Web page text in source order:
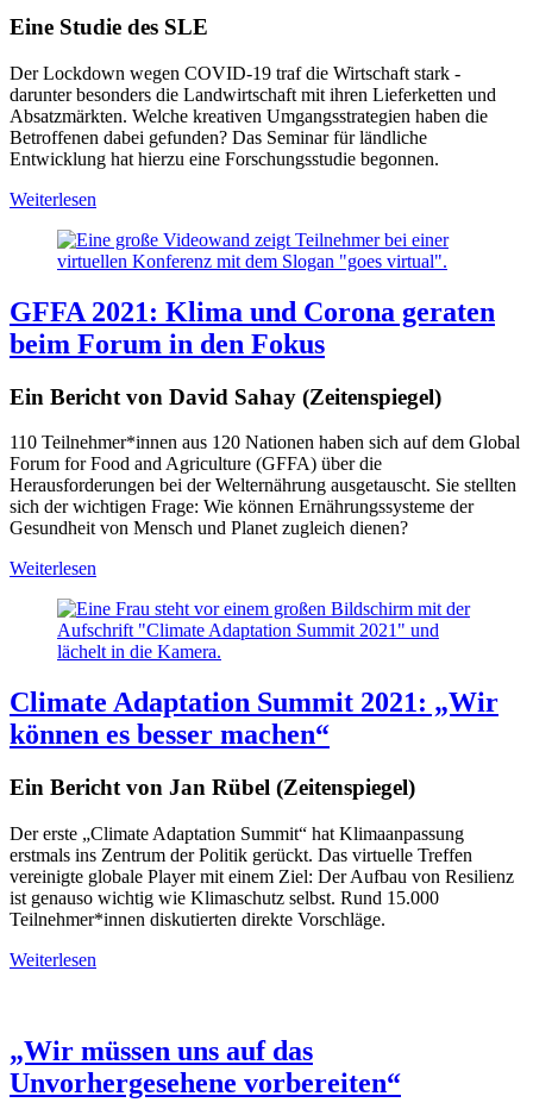
Eine Studie des SLE
Der Lockdown wegen COVID-19 traf die Wirtschaft stark -
darunter besonders die Landwirtschaft mit ihren Lieferketten und
Absatzmärkten. Welche kreativen Umgangsstrategien haben die
Betroffenen dabei gefunden? Das Seminar für ländliche
Entwicklung hat hierzu eine Forschungsstudie begonnen.
Weiterlesen
GFFA 2021: Klima und Corona geraten
beim Forum in den Fokus
Ein Bericht von David Sahay (Zeitenspiegel)
110 Teilnehmer*innen aus 120 Nationen haben sich auf dem Global
Forum for Food and Agriculture (GFFA) über die
Herausforderungen bei der Welternährung ausgetauscht. Sie stellten
sich der wichtigen Frage: Wie können Ernährungssysteme der
Gesundheit von Mensch und Planet zugleich dienen?
Weiterlesen
Climate Adaptation Summit 2021: „Wir
können es besser machen“
Ein Bericht von Jan Rübel (Zeitenspiegel)
Der erste „Climate Adaptation Summit“ hat Klimaanpassung
erstmals ins Zentrum der Politik gerückt. Das virtuelle Treffen
vereinigte globale Player mit einem Ziel: Der Aufbau von Resilienz
ist genauso wichtig wie Klimaschutz selbst. Rund 15.000
Teilnehmer*innen diskutierten direkte Vorschläge.
Weiterlesen
„Wir müssen uns auf das
Unvorhergesehene vorbereiten“